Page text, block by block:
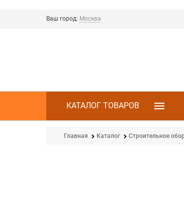
Ваш город: Москва
КАТАЛОГ ТОВАРОВ
Главная Каталог Строительное